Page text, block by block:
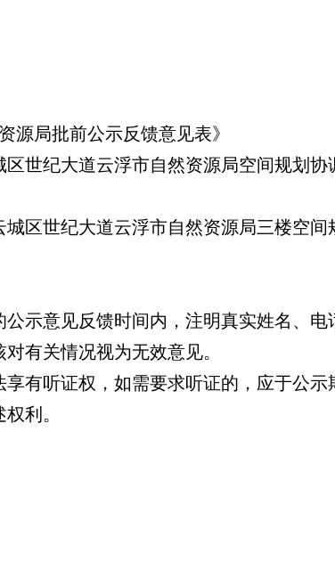
源局批前公示反馈意见表》
世纪大道云浮市自然资源局空间规划协
区世纪大道云浮市自然资源局三楼空间
示意见反馈时间内，注明真实姓名、
有关情况视为无效意见。
有听证权，如需要求听证的，应于公
权利。